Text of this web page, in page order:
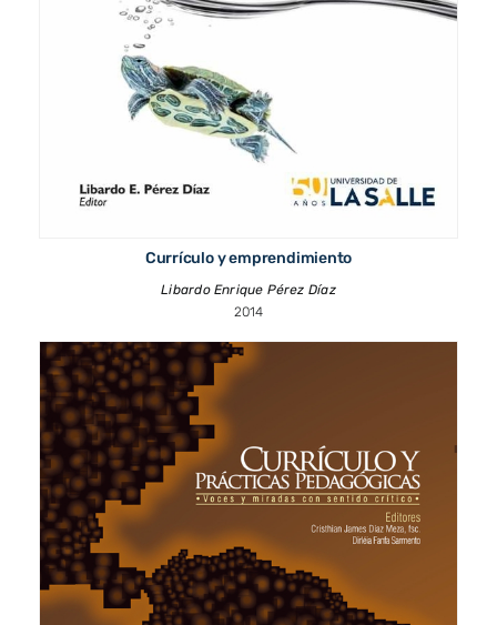
Currículo y emprendimiento
Libardo Enrique Pérez Díaz
2014